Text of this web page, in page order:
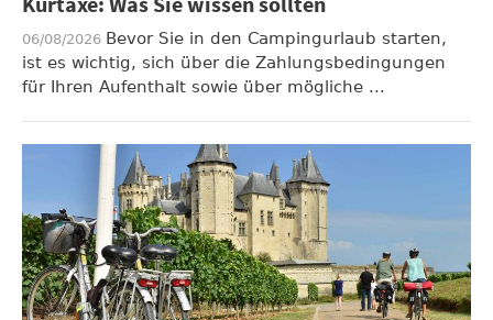
06/08/2026 Bevor Sie in den Campingurlaub starten,
ist es wichtig, sich über die Zahlungsbedingungen
für Ihren Aufenthalt sowie über mögliche ...